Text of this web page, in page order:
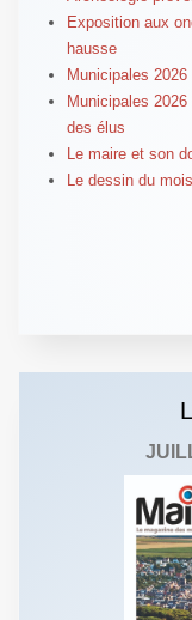
Exposition aux
hausse
Municipales
Municipales
des élus
Le maire et son
Le dessin du